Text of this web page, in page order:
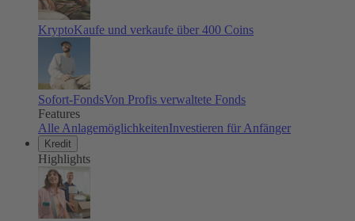
KryptoKaufe und verkaufe über 400 Coins
Sofort-FondsVon Profis verwaltete Fonds
Features
Alle AnlagemöglichkeitenInvestieren für Anfänger
Kredit
Highlights